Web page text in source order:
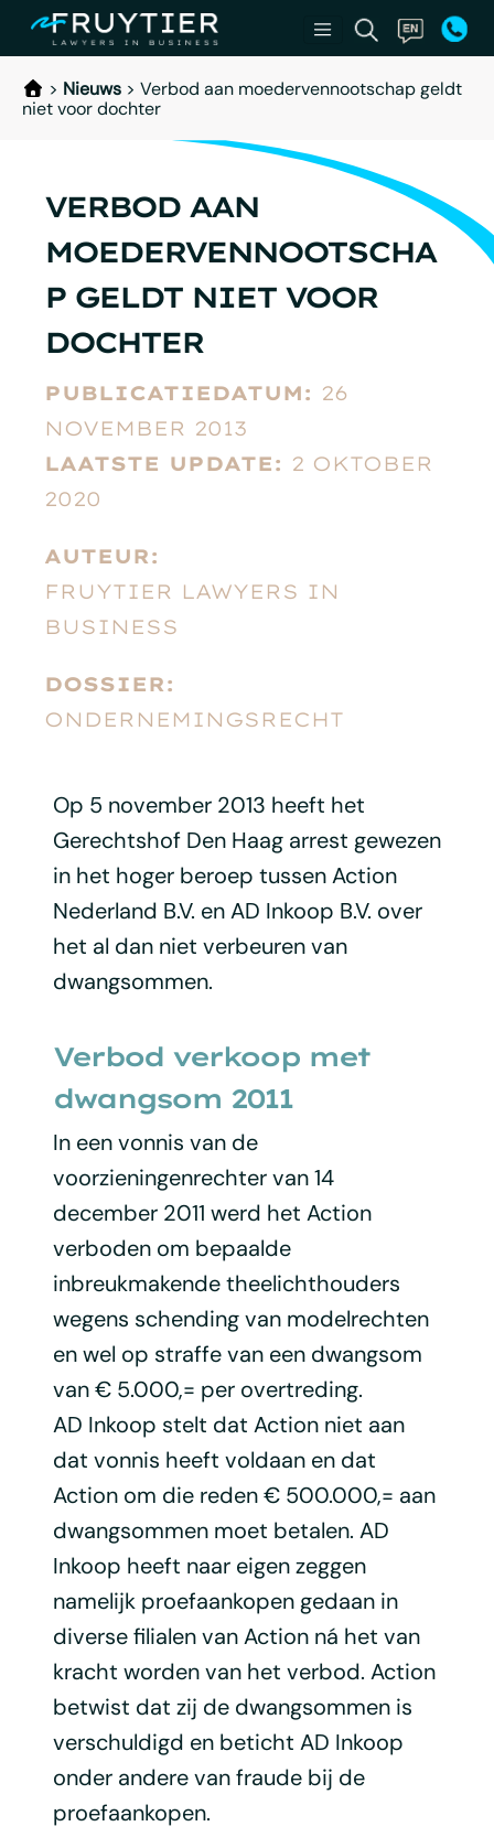
> Nieuws > Verbod aan moedervennootschap geldt
niet voor dochter
VERBOD AAN
MOEDERVENNOOTSCHA
P GELDT NIET VOOR
DOCHTER
PUBLICATIEDATUM: 26
NOVEMBER 2013
LAATSTE UPDATE: 2 OKTOBER
2020
AUTEUR:
FRUYTIER LAWYERS IN
BUSINESS
DOSSIER:
ONDERNEMINGSRECHT
Op 5 november 2013 heeft het
Gerechtshof Den Haag arrest gewezen
in het hoger beroep tussen Action
Nederland B.V. en AD Inkoop B.V. over
het al dan niet verbeuren van
dwangsommen.
Verbod verkoop met
dwangsom 2011
In een vonnis van de
voorzieningenrechter van 14
december 2011 werd het Action
verboden om bepaalde
inbreukmakende theelichthouders
wegens schending van modelrechten
en wel op straffe van een dwangsom
van € 5.000,= per overtreding.
AD Inkoop stelt dat Action niet aan
dat vonnis heeft voldaan en dat
Action om die reden € 500.000,= aan
dwangsommen moet betalen. AD
Inkoop heeft naar eigen zeggen
namelijk proefaankopen gedaan in
diverse filialen van Action ná het van
kracht worden van het verbod. Action
betwist dat zij de dwangsommen is
verschuldigd en beticht AD Inkoop
onder andere van fraude bij de
proefaankopen.